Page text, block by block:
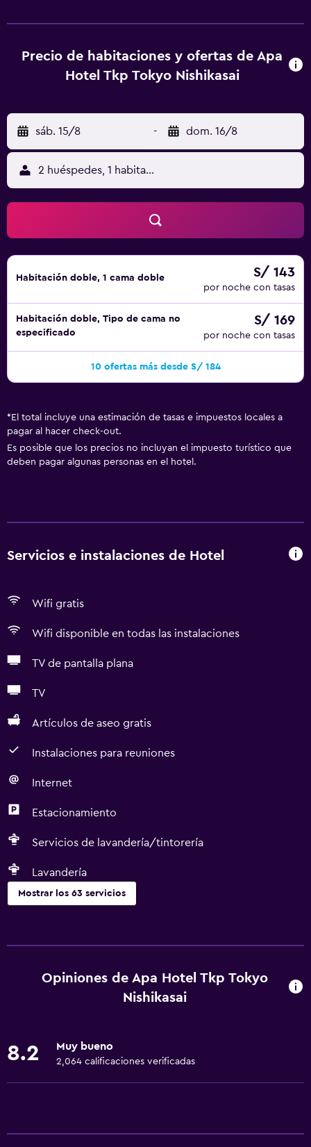
hotel en Tokio ofrece acceso a Internet por cable y wifi
gratis. Los servicios para las personas de negocios
habitación. Se ofrece servicio de limpieza de forma
limitada.
Precio de habitaciones y ofertas de Apa
Hotel Tkp Tokyo Nishikasai
sáb. 15/8 - dom. 16/8
2 huéspedes, 1 habitación
Habitación doble, 1 cama doble S/ 143
por noche con tasas
Habitación doble, Tipo de cama no
especificado
S/ 169
por noche con tasas
10 ofertas más desde S/ 184
* El total incluye una estimación de tasas e impuestos locales a
pagar al hacer check-out.
Es posible que los precios no incluyan el impuesto turístico que
deben pagar algunas personas en el hotel.
Servicios e instalaciones de Hotel
Wifi gratis
Wifi disponible en todas las instalaciones
TV de pantalla plana
TV
Artículos de aseo gratis
Instalaciones para reuniones
Internet
Estacionamiento
Servicios de lavandería/tintorería
Lavandería
Mostrar los 63 servicios
Wifi gratis
Wifi disponible en todas las instalaciones
Extinguidor
Artículos de aseo gratis
Opiniones de Apa Hotel Tkp Tokyo
Nishikasai
8.2 Muy bueno
2,064 calificaciones verificadas